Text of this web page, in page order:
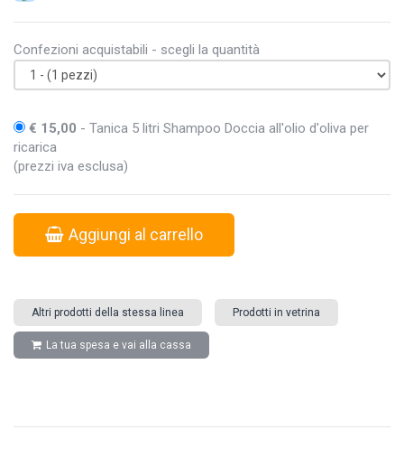
Confezioni acquistabili - scegli la quantità
€ 15,00 - Tanica 5 litri Shampoo Doccia all'olio d'oliva per
ricarica
(prezzi iva esclusa)
Aggiungi al carrello
Altri prodotti della stessa linea Prodotti in vetrina
La tua spesa e vai alla cassa